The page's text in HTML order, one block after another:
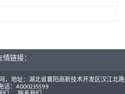
情链接：
，地址：湖北省襄阳高新技术开发区汉江北路
话：4000235599